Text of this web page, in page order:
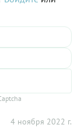
4 ноября 2022 г.